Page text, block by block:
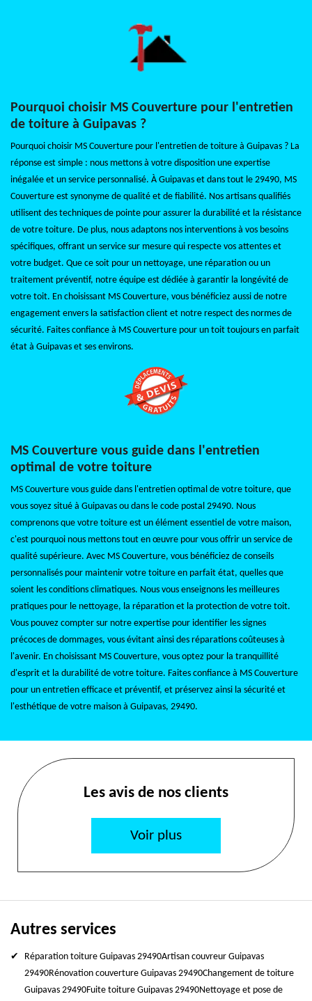
Pourquoi choisir MS Couverture pour l'entretien
de toiture à Guipavas ?
Pourquoi choisir MS Couverture pour l'entretien de toiture à Guipavas ? La
réponse est simple : nous mettons à votre disposition une expertise
inégalée et un service personnalisé. À Guipavas et dans tout le 29490, MS
Couverture est synonyme de qualité et de fiabilité. Nos artisans qualifiés
utilisent des techniques de pointe pour assurer la durabilité et la résistance
de votre toiture. De plus, nous adaptons nos interventions à vos besoins
spécifiques, offrant un service sur mesure qui respecte vos attentes et
votre budget. Que ce soit pour un nettoyage, une réparation ou un
traitement préventif, notre équipe est dédiée à garantir la longévité de
votre toit. En choisissant MS Couverture, vous bénéficiez aussi de notre
engagement envers la satisfaction client et notre respect des normes de
sécurité. Faites confiance à MS Couverture pour un toit toujours en parfait
état à Guipavas et ses environs.
MS Couverture vous guide dans l'entretien
optimal de votre toiture
MS Couverture vous guide dans l'entretien optimal de votre toiture, que
vous soyez situé à Guipavas ou dans le code postal 29490. Nous
comprenons que votre toiture est un élément essentiel de votre maison,
c'est pourquoi nous mettons tout en œuvre pour vous offrir un service de
qualité supérieure. Avec MS Couverture, vous bénéficiez de conseils
personnalisés pour maintenir votre toiture en parfait état, quelles que
soient les conditions climatiques. Nous vous enseignons les meilleures
pratiques pour le nettoyage, la réparation et la protection de votre toit.
Vous pouvez compter sur notre expertise pour identifier les signes
précoces de dommages, vous évitant ainsi des réparations coûteuses à
l'avenir. En choisissant MS Couverture, vous optez pour la tranquillité
d'esprit et la durabilité de votre toiture. Faites confiance à MS Couverture
pour un entretien efficace et préventif, et préservez ainsi la sécurité et
l'esthétique de votre maison à Guipavas, 29490.
Les avis de nos clients
Voir plus
Autres services
Réparation toiture Guipavas 29490Artisan couvreur Guipavas
29490Rénovation couverture Guipavas 29490Changement de toiture
Guipavas 29490Fuite toiture Guipavas 29490Nettoyage et pose de